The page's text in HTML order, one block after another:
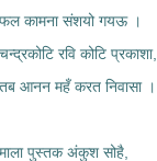
फल कामना संशयो गयऊ ।
चन्द्रकोटि रवि कोटि प्रकाशा,
तब आनन महँ करत निवासा ।
माला पुस्तक अंकुश सोहै,